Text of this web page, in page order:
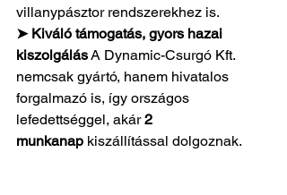
villanypásztor rendszerekhez is.
➤ Kiváló támogatás, gyors hazai
kiszolgálás A Dynamic-Csurgó Kft.
nemcsak gyártó, hanem hivatalos
forgalmazó is, így országos
lefedettséggel, akár 2
munkanap kiszállítással dolgoznak.